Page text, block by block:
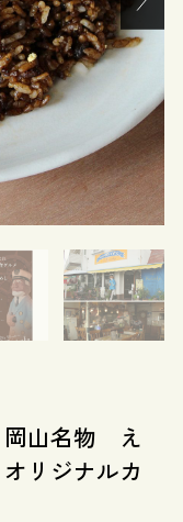
岡山名物 え
リジナルカ